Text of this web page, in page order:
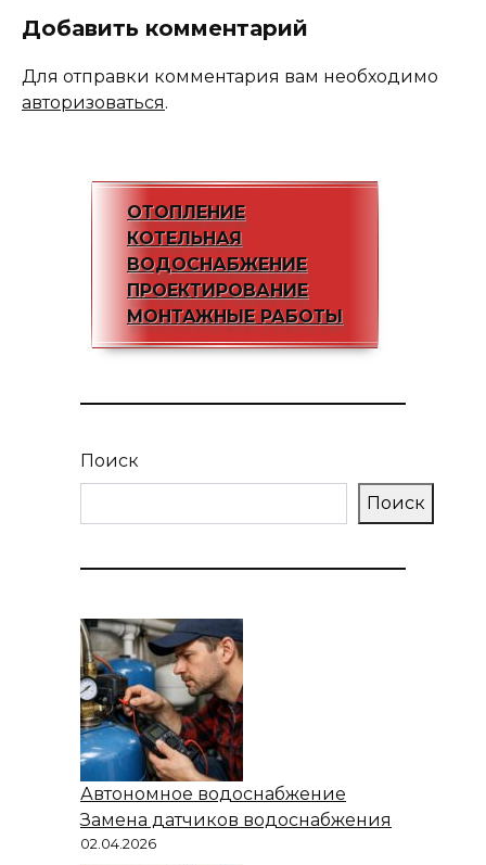
Добавить комментарий
Для отправки комментария вам необходимо
авторизоваться.
ОТОПЛЕНИЕ
КОТЕЛЬНАЯ
ВОДОСНАБЖЕНИЕ
ПРОЕКТИРОВАНИЕ
МОНТАЖНЫЕ РАБОТЫ
Поиск
Поиск
Автономное водоснабжение
Замена датчиков водоснабжения
02.04.2026